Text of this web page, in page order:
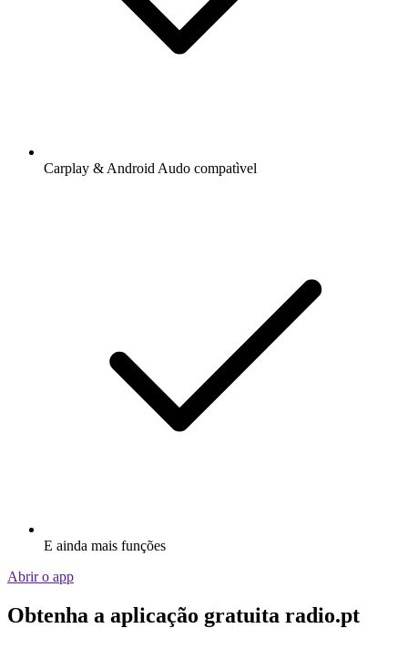
Carplay & Android Audo compatìvel
E ainda mais funções
Abrir o app
Obtenha a aplicação gratuita radio.pt